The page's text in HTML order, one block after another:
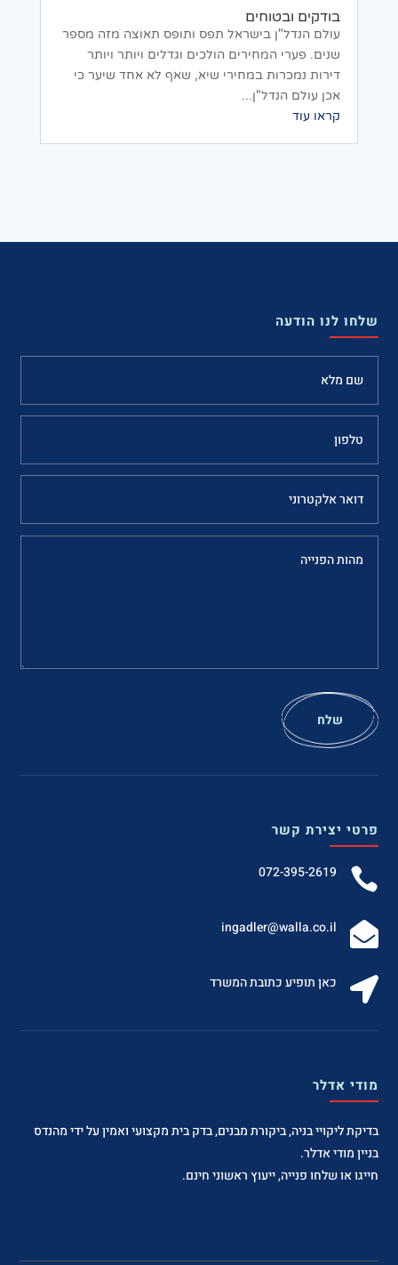
בודקים ובטוחים
עולם הנדל"ן בישראל תפס ותופס תאוצה מזה מספר
שנים. פערי המחירים הולכים וגדלים ויותר ויותר
דירות נמכרות במחירי שיא, שאף לא אחד שיער כי
אכן עולם הנדל"ן...
קראו עוד
שלחו לנו הודעה
שלח
פרטי יצירת קשר

072-395-2619

‫ingadler@walla.co.il‬
 כאן תופיע כתובת המשרד
מודי אדלר
בדיקת ליקויי בניה, ביקורת מבנים, בדק בית מקצועי ואמין על ידי מהנדס
בניין מודי אדלר.
חייגו או שלחו פנייה, ייעוץ ראשוני חינם.